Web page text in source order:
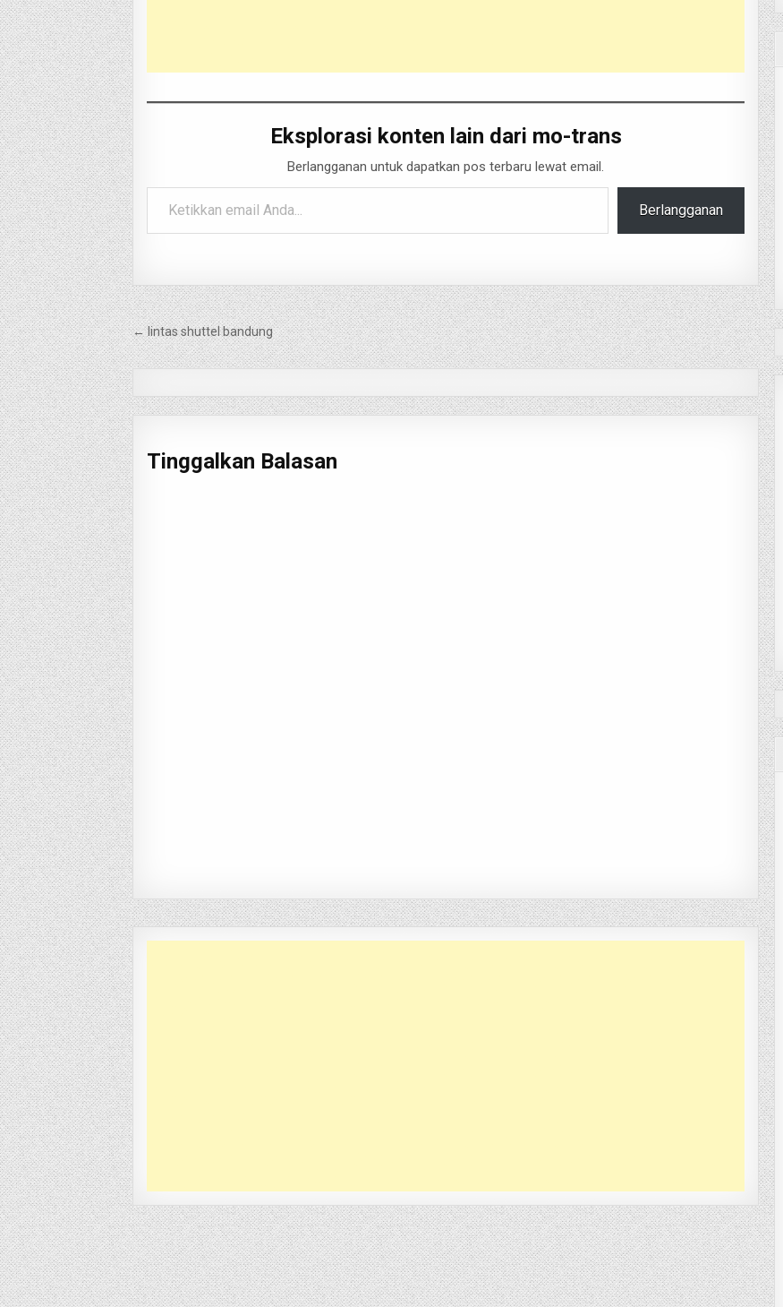
Eksplorasi konten lain dari mo-trans
Berlangganan untuk dapatkan pos terbaru lewat email.
Ketikkan email Anda...
Berlangganan
Navigasi
pos
← lintas shuttel bandung
Tinggalkan Balasan